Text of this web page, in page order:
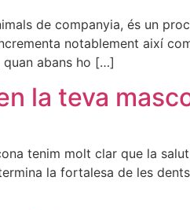
de companyia, és un
notablement així
quan abans ho […]
la teva
tenim molt clar que la
la fortalesa de les